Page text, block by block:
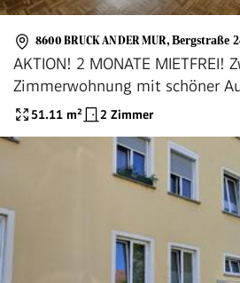
8600 BRUCK AN DER MUR, Bergstraße
AKTION! 2 MONATE MIETFREI!
Zimmerwohnung mit schöner
51.11 m² 2 Zimmer